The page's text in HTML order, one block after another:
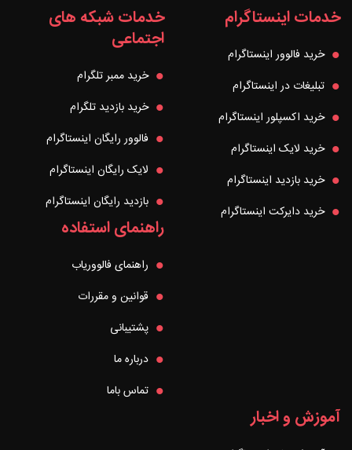
خدمات اینستاگرام
خرید فالوور اینستاگرام
تبلیغات در اینستاگرام
خرید اکسپلور اینستاگرام
خرید لایک اینستاگرام
خرید بازدید اینستاگرام
خرید دایرکت اینستاگرام
خدمات شبکه های
اجتماعی
خرید ممبر تلگرام
خرید بازدید تلگرام
فالوور رایگان اینستاگرام
لایک رایگان اینستاگرام
بازدید رایگان اینستاگرام
راهنمای استفاده
راهنمای فالووریاب
قوانین و مقررات
پشتیبانی
درباره ما
تماس باما
آموزش و اخبار